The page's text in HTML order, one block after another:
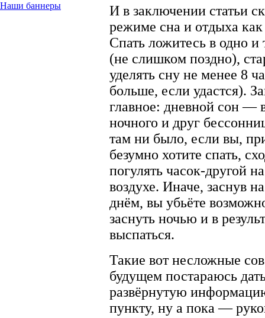
Наши баннеры
И в заключении статьи
режиме сна и отдыха как
Спать ложитесь в одно и
(не слишком поздно),
уделять сну не менее 8
больше, если удастся).
главное: дневной сон —
ночного и друг
там ни было, если вы,
безумно хотите спать,
погулять часок-другой
воздухе. Иначе, заснув
днём, вы убьёте
заснуть ночью и в
выспаться.
Такие вот несложные
будущем постараюсь
развёрнутую
пункту, ну а пока —